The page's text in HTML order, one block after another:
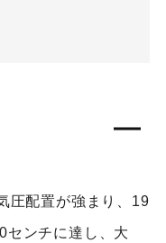
圧配置が強まり、19
センチに達し、大